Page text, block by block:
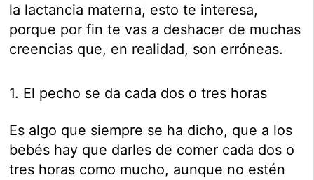
la lactancia materna, esto te interesa,
porque por fin te vas a deshacer de muchas
creencias que, en realidad, son erróneas.
1. El pecho se da cada dos o tres horas
Es algo que siempre se ha dicho, que a los
bebés hay que darles de comer cada dos o
tres horas como mucho, aunque no estén